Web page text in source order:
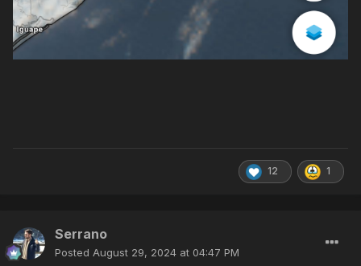
12 1
Serrano
Posted August 29, 2024 at 04:47 PM